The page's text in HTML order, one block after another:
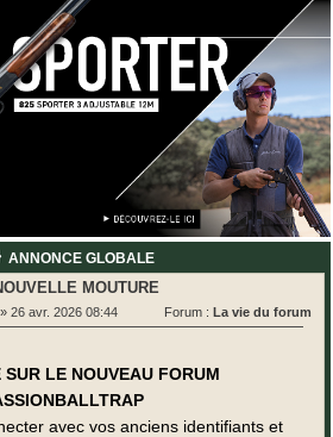
ANNONCE GLOBALE
MOUTURE
» 26 avr. 2026 08:44 Forum : La vie du forum
SUR LE NOUVEAU FORUM
avec vos anciens identifiants et